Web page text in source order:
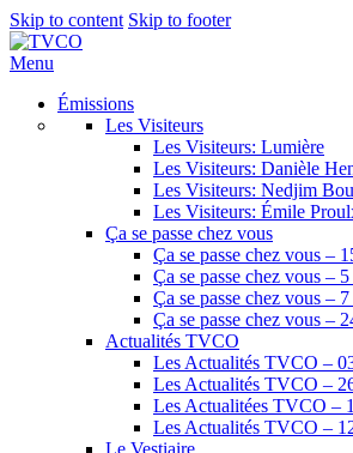
Skip to content Skip to footer
Menu
Émissions
Les Visiteurs
Les Visiteurs: Lumière
Les Visiteurs: Danièle
Les Visiteurs: Nedjim
Les Visiteurs: Émile
Ça se passe chez vous
Ça se passe chez vous –
Ça se passe chez vous –
Ça se passe chez vous –
Ça se passe chez vous –
Actualités TVCO
Les Actualités TVCO –
Les Actualités TVCO –
Les Actualitées TVCO –
Les Actualités TVCO –
Le Vestiaire